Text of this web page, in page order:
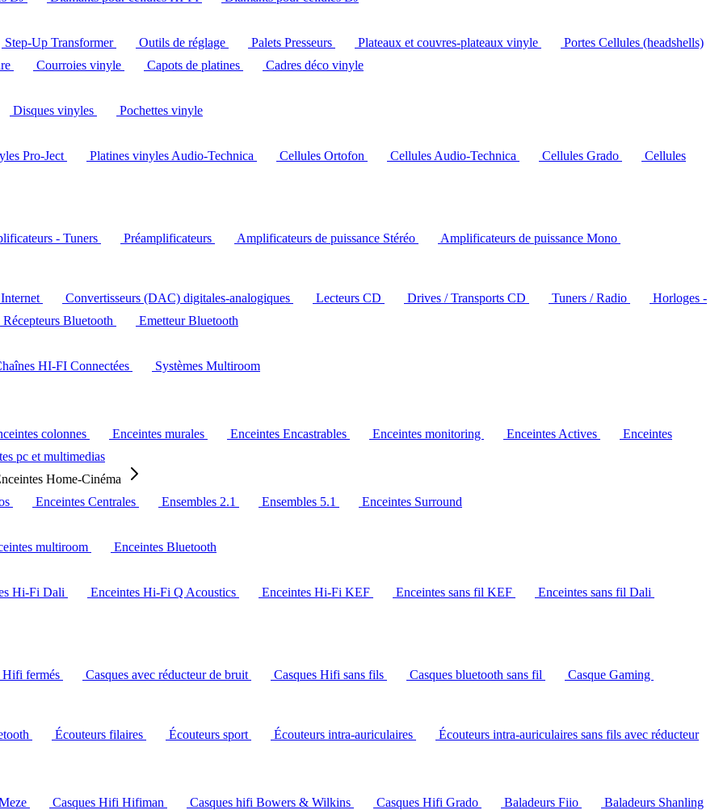
Step-Up Transformer Outils de réglage Palets Presseurs Plateaux et couvres-plateaux vinyle
Portes Cellules (headshells)
Courroies vinyle Capots de platines
Cadres déco vinyle
Disques vinyles
Pochettes vinyle
Pro-Ject Platines vinyles Audio-Technica Cellules Ortofon Cellules Audio-Technica Cellules Grado
Cellules
- Tuners Préamplificateurs Amplificateurs de puissance Stéréo
Amplificateurs de puissance Mono
Convertisseurs (DAC) digitales-analogiques Lecteurs CD Drives / Transports CD Tuners / Radio
Horloges -
Récepteurs Bluetooth
Emetteur Bluetooth
HI-FI Connectées
Systèmes Multiroom
colonnes Enceintes murales Enceintes Encastrables Enceintes monitoring Enceintes Actives
Enceintes
pc et multimedias
Home-Cinéma
Enceintes Centrales Ensembles 2.1 Ensembles 5.1
Enceintes Surround
multiroom
Enceintes Bluetooth
Hi-Fi Dali Enceintes Hi-Fi Q Acoustics Enceintes Hi-Fi KEF Enceintes sans fil KEF
Enceintes sans fil Dali
Hifi fermés Casques avec réducteur de bruit Casques Hifi sans fils Casques bluetooth sans fil
Casque Gaming
Écouteurs filaires Écouteurs sport Écouteurs intra-auriculaires
Écouteurs intra-auriculaires sans fils avec réducteur
Casques Hifi Hifiman Casques hifi Bowers & Wilkins Casques Hifi Grado Baladeurs Fiio
Baladeurs Shanling